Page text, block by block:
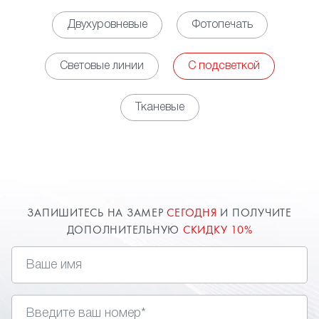
Работы начинаются с выезда специалиста и
оценки помещения: учитывается площадь, высота
стен, назначение комнаты, схема электрики. Такой
конструкции и тип освещения.
Специалисты компании подбирают материалы и
комплектующие, рассчитанные на стабильную
работу системы освещения.
доработок после завершения монтажа.
Двухуровневые Фотопечать
Световые линии С подсветкой
Тканевые
ЗАПИШИТЕСЬ НА ЗАМЕРСЕГОДНЯ И ПОЛУЧИТЕ
ДОПОЛНИТЕЛЬНУЮ СКИДКУ 10%